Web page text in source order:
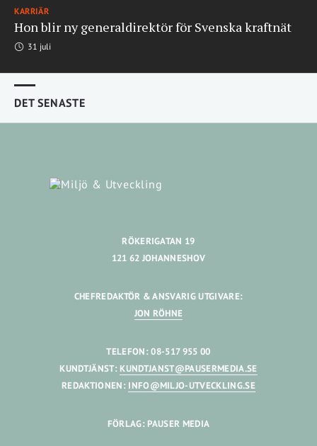
KARRIÄR
Hon blir ny generaldirektör för Svenska kraftnät
31 juli
DET SENASTE
RÖKERIGATAN 19
121 62 JOHANNESHOV
CHEFREDAKTÖR & ANSVARIG UTGIVARE:
JON RÖHNE
TELEFON: 08-517 955 00
KUNDTJÄNST: KUNDTJANST@PAUSERMEDIA.SE
REDAKTIONEN: INFO@MILJO-UTVECKLING.SE
FÖRLAG: PAUSER MEDIA